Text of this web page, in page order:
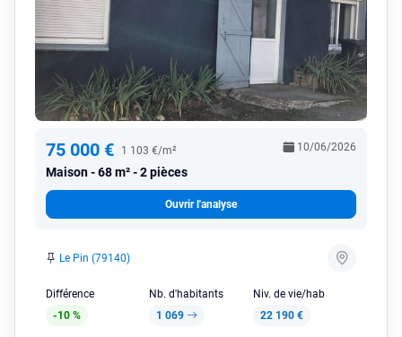
75 000 € 1 103 €/m²
Maison 68 m² - 2 pièces
10/06/2026
Ouvrir l'analyse
Le Pin (79140)
Différence
-10 %
Nb. d'habitants
1 069
Niv. de vie/hab
22 190 €